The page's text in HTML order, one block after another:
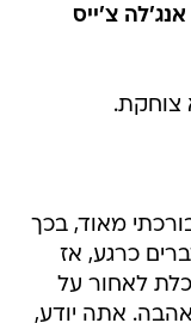
צ'ייס
מאוד, בכך
כרגע, אז
לאחור על
אתה יודע,